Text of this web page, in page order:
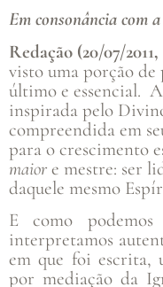
Em consonância com
Redação (20/07/
visto uma porção de
último e essencial.
inspirada pelo
compreendida em
para o crescimento
maior e mestre: ser
daquele mesmo
E como
interpretamos
em que foi escrita,
por mediação da